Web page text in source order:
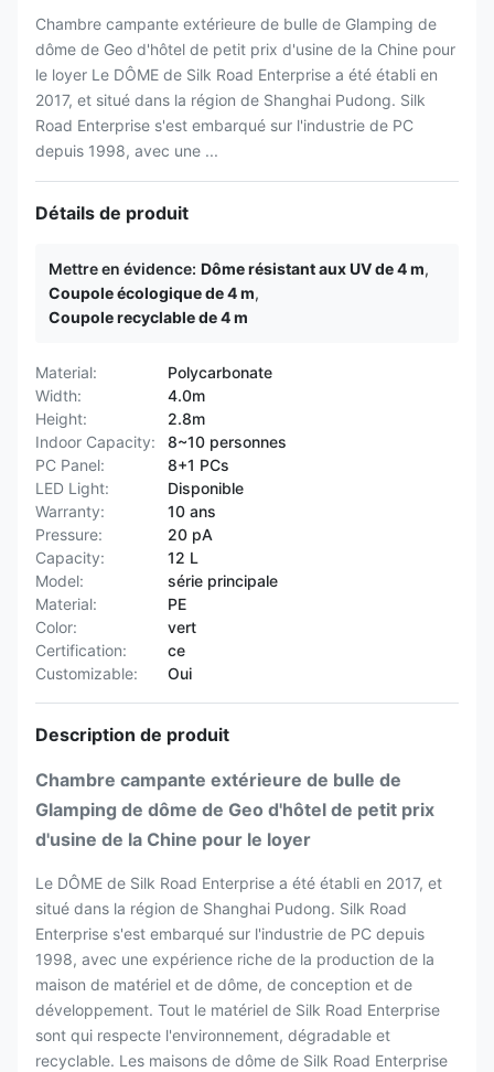
Chambre campante extérieure de bulle de Glamping de
dôme de Geo d'hôtel de petit prix d'usine de la Chine pour
le loyer Le DÔME de Silk Road Enterprise a été établi en
2017, et situé dans la région de Shanghai Pudong. Silk
Road Enterprise s'est embarqué sur l'industrie de PC
depuis 1998, avec une ...
Détails de produit
Mettre en évidence: Dôme résistant aux UV de 4 m,
Coupole écologique de 4 m,
Coupole recyclable de 4 m
Material:
Polycarbonate
Width:
4.0m
Height:
2.8m
Indoor Capacity:
8~10 personnes
PC Panel:
8+1 PCs
LED Light:
Disponible
Warranty:
10 ans
Pressure:
20 pA
Capacity:
12 L
Model:
série principale
Material:
PE
Color:
vert
Certification:
ce
Customizable:
Oui
Description de produit
Chambre campante extérieure de bulle de
Glamping de dôme de Geo d'hôtel de petit prix
d'usine de la Chine pour le loyer
Le DÔME de Silk Road Enterprise a été établi en 2017, et
situé dans la région de Shanghai Pudong. Silk Road
Enterprise s'est embarqué sur l'industrie de PC depuis
1998, avec une expérience riche de la production de la
maison de matériel et de dôme, de conception et de
développement. Tout le matériel de Silk Road Enterprise
sont qui respecte l'environnement, dégradable et
recyclable. Les maisons de dôme de Silk Road Enterprise